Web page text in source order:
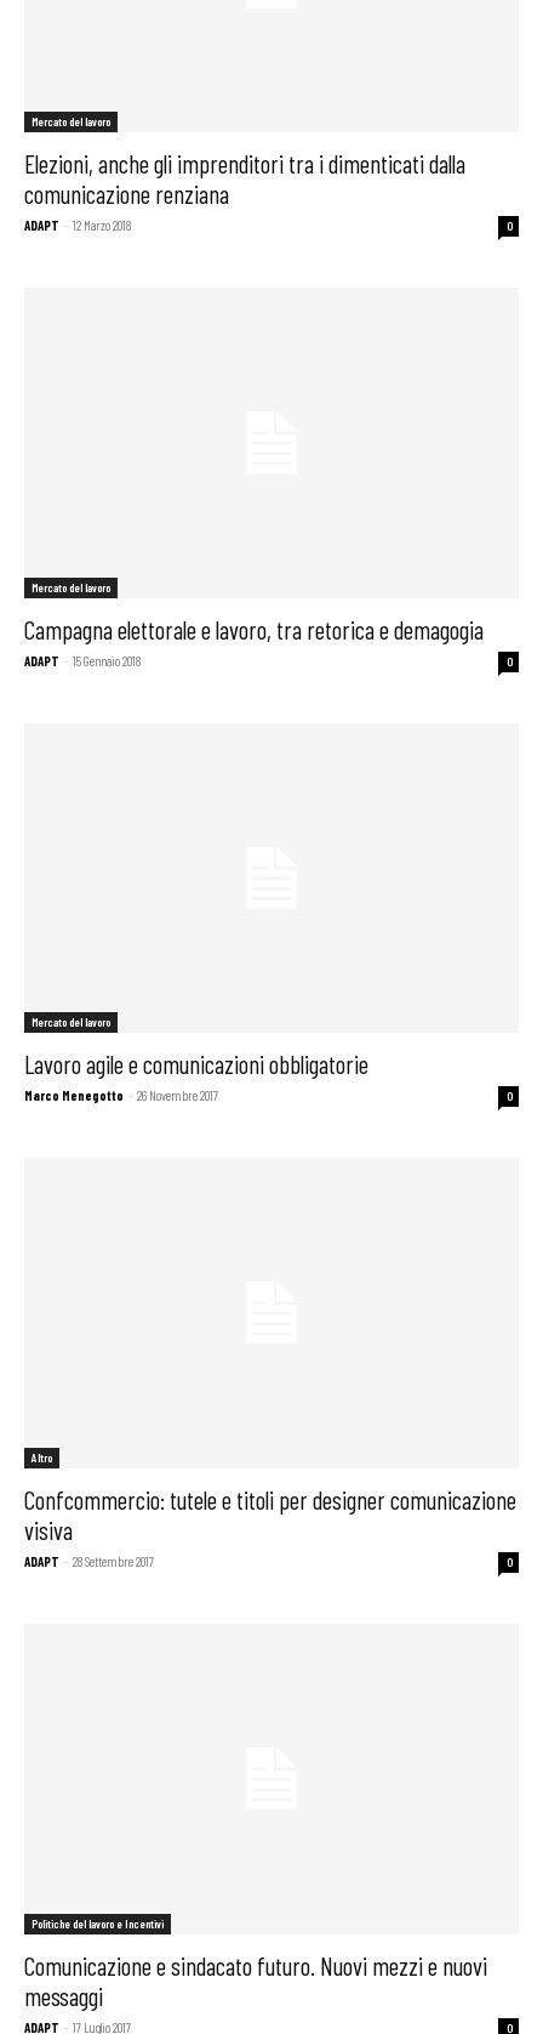
Mercato del lavoro
Elezioni, anche gli imprenditori tra i dimenticati dalla
comunicazione renziana
ADAPT - 12 Marzo 2018 0
Mercato del lavoro
Campagna elettorale e lavoro, tra retorica e demagogia
ADAPT - 15 Gennaio 2018 0
Mercato del lavoro
Lavoro agile e comunicazioni obbligatorie
Marco Menegotto - 26 Novembre 2017 0
Altro
Confcommercio: tutele e titoli per designer comunicazione
visiva
ADAPT - 28 Settembre 2017 0
Politiche del lavoro e Incentivi
Comunicazione e sindacato futuro. Nuovi mezzi e nuovi
messaggi
ADAPT - 17 Luglio 2017 0